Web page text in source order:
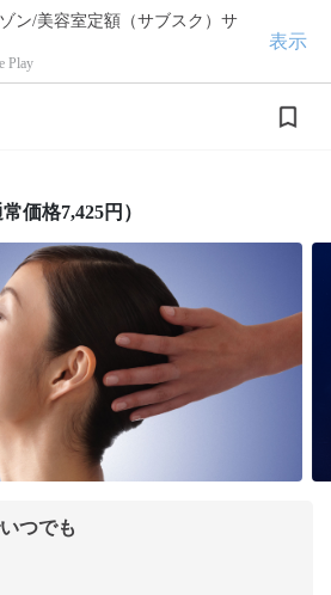
ン/美容室定額（サブスク）サ
Play
表示
価格7,425円）
つでも